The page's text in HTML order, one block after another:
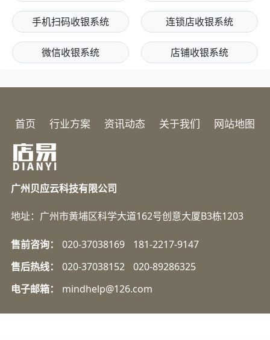
手机扫码收银系统 连锁店收银系统
微信收银系统 店铺收银系统
首页 行业方案 资讯动态 关于我们 网站地图
广州贝应云科技有限公司
地址：广州市黄埔区科学大道162号创意大厦B3栋1203
售前咨询： 020-37038169
181-2217-9147
售后热线：
020-37038152
020-89286325
电子邮箱：
mindhelp@126.com